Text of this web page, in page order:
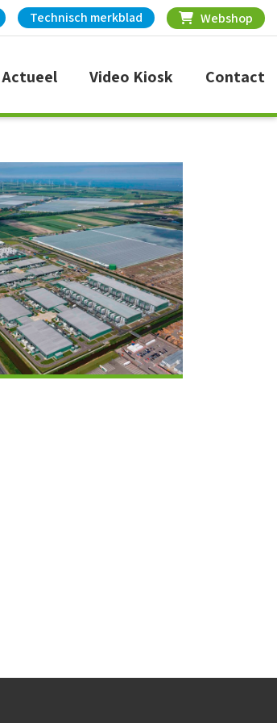
Technisch merkblad Webshop
Actueel Video Kiosk Contact